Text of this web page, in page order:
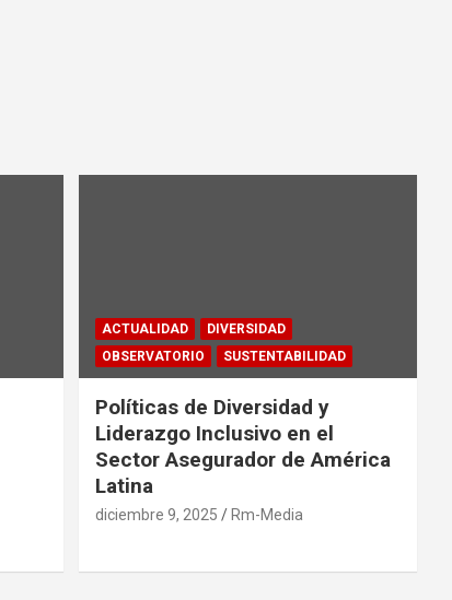
ACTUALIDAD
DIVERSIDAD
OBSERVATORIO
SUSTENTABILIDAD
Políticas de Diversidad y
Liderazgo Inclusivo en el
Sector Asegurador de América
Latina
diciembre 9, 2025 Rm-Media